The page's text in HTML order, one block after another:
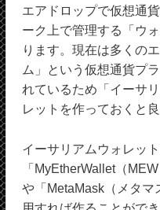
エアドロップで仮想通
ーク上で管理する「ウ
ります。現在は多くの
ム」という仮想通貨プ
れているため「イーサ
レットを作っておくと
イーサリアムウォレット
「MyEtherWallet（
や「MetaMask（メタマ